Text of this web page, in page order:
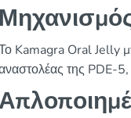
Kamagra Oral Jelly
της PDE-5,